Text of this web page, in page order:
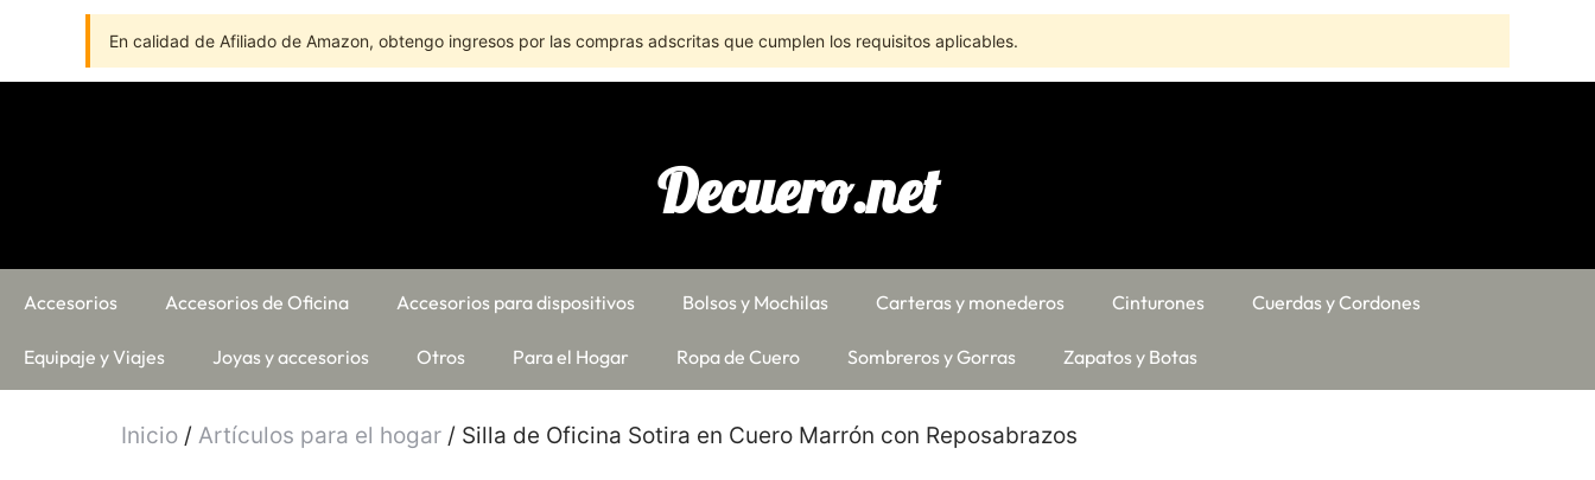
En calidad de Afiliado de Amazon, obtengo ingresos por las compras adscritas que cumplen los requisitos aplicables.
Decuero.net
Accesorios Accesorios de Oficina Accesorios para dispositivos Bolsos y Mochilas Carteras y monederos Cinturones Cuerdas y Cordones
Equipaje y Viajes Joyas y accesorios Otros Para el Hogar Ropa de Cuero Sombreros y Gorras Zapatos y Botas
Inicio / Artículos para el hogar / Silla de Oficina Sotira en Cuero Marrón con Reposabrazos